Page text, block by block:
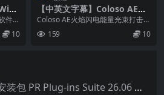
能
Ve
件A
10
【中英文字幕】Coloso AE火
焰闪电能量光束打击传送门粒
Coloso AE火焰闪电能量光束打击传
送门粒子游戏特效教程 教程介绍：
教程说...
159 10
PR插件合集一键安装包 PR Plug-ins Suite 26.06 一键安装PR所有常用插件！